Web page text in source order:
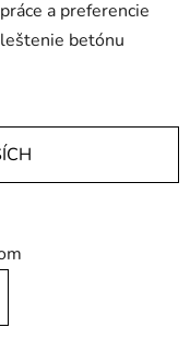
a preferencie
betónu